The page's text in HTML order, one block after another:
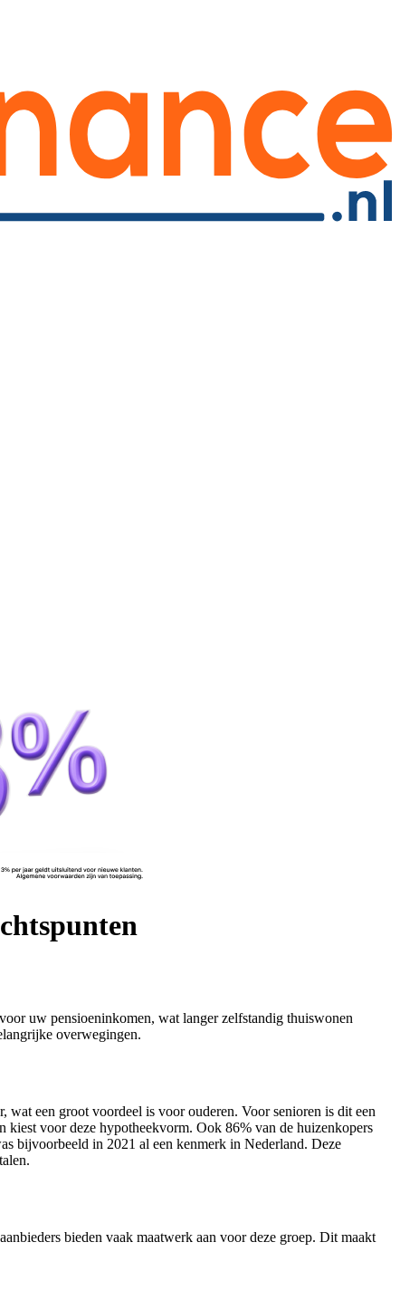
uw pensioeninkomen, wat langer zelfstandig thuiswonen
overwegingen.
een groot voordeel is voor ouderen. Voor senioren is dit een
kiest voor deze hypotheekvorm. Ook 86% van de huizenkopers
bijvoorbeeld in 2021 al een kenmerk in Nederland. Deze
bieden vaak maatwerk aan voor deze groep. Dit maakt